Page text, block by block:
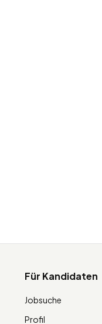
Für Kandidaten
Jobsuche
Profil